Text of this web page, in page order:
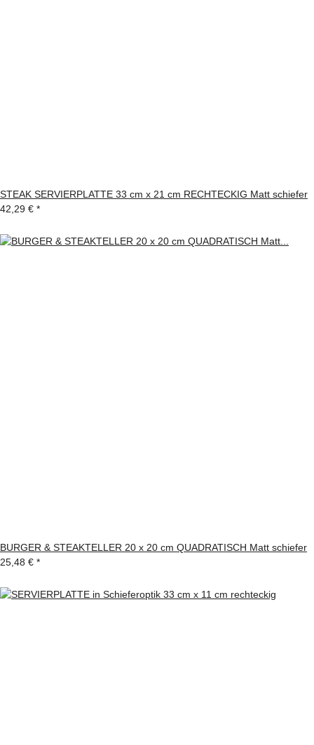
STEAK SERVIERPLATTE 33 cm x 21 cm RECHTECKIG Matt schiefer
42,29 € *
BURGER & STEAKTELLER 20 x 20 cm QUADRATISCH Matt schiefer
25,48 € *